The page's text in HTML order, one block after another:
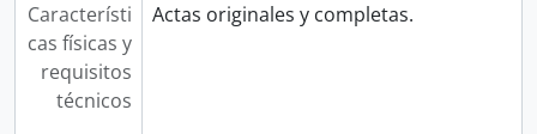
Característi
cas físicas y
requisitos
técnicos
Actas originales y completas.